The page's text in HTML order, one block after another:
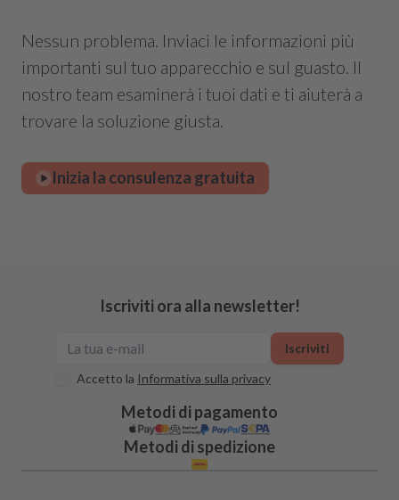
Nessun problema. Inviaci le informazioni più
importanti sul tuo apparecchio e sul guasto. Il
nostro team esaminerà i tuoi dati e ti aiuterà a
trovare la soluzione giusta.
Inizia la consulenza gratuita
Iscriviti ora alla newsletter!
Accetto la Informativa sulla privacy
Iscriviti
Metodi di pagamento
Metodi di spedizione